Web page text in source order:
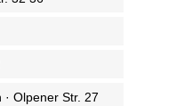
Olpener Str. 27